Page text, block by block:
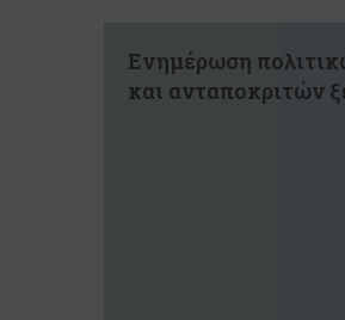
Ενημέρωση
και ανταποκριτών